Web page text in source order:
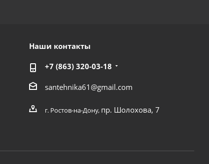
Наши контакты
+7 (863) 320-03-18
santehnika61@gmail.com
г. Ростов-на-Дону, пр. Шолохова, 7